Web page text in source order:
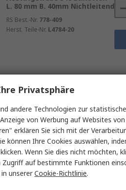
L. 80 mm B. 40mm Nichtleitend
RS Best.-Nr. 778-409
Herst. Teile-Nr. L4784-20
Auf Lager
Avery Namensschild Weiß
Acetatgewebe 150 Etiketten
L. 80 mm B. 50mm Nichtleitend
RS Best.-Nr.778-405
Herst. Teile-Nr.J4785-15
Privatsphäre
andere Technologien zur
von Werbung auf Websites
erklären Sie sich mit der
können Ihre Cookies auswählen,
Wenn Sie dies nicht möchten,
Zugriff auf bestimmte Funktionen
unsererCookie-Richtlinie.